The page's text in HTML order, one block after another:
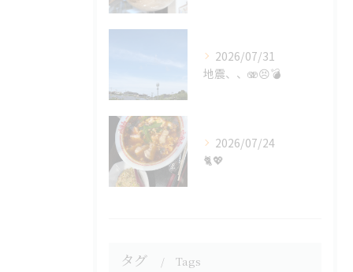
2026/07/31
地震、、🫨😣💣
2026/07/24
🐈💖
タグ Tags